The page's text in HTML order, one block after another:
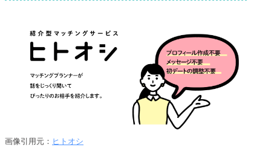
画像引用元： ヒトオシ